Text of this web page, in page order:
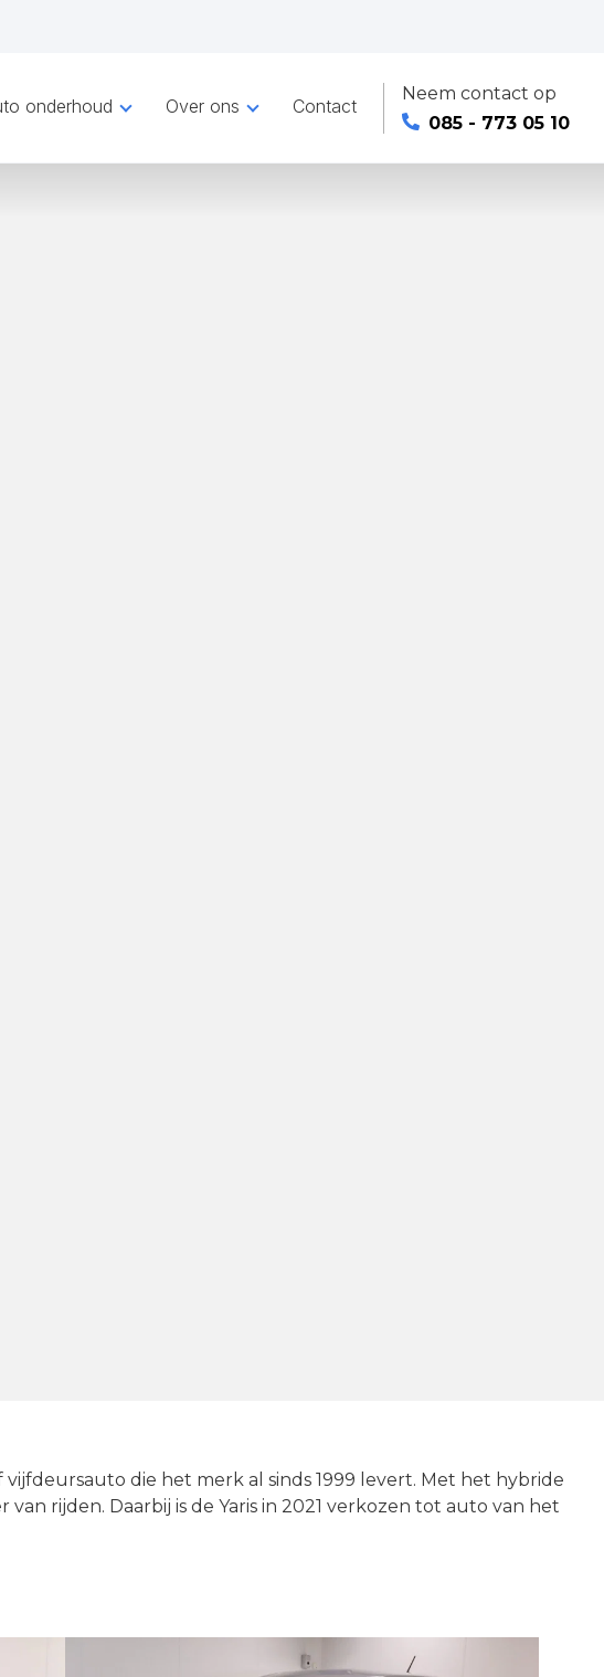
onderhoud Over ons Contact
Neem contact op
085 - 773 05 10
die het merk al sinds 1999 levert. Met het hybride
rijden. Daarbij is de Yaris in 2021 verkozen tot auto van het